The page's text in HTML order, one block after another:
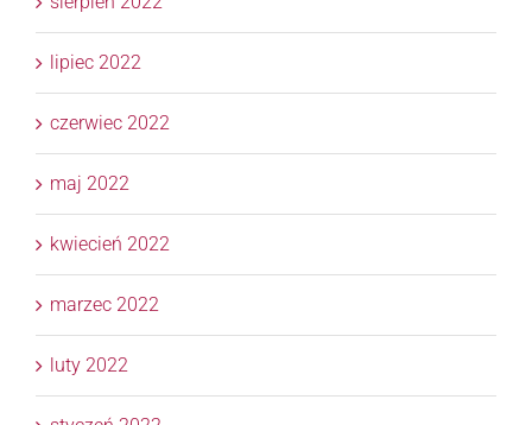
lipiec 2022
czerwiec 2022
maj 2022
kwiecień 2022
marzec 2022
luty 2022